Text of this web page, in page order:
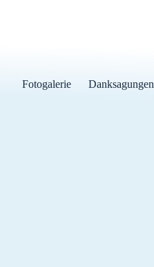
Fotogalerie Danksagungen